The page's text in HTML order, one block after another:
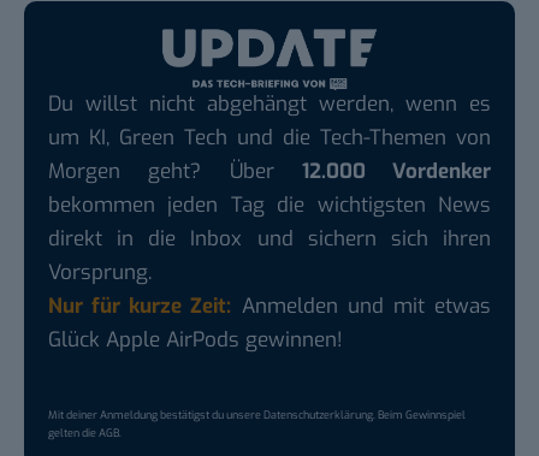
Du willst nicht abgehängt werden, wenn es
um KI, Green Tech und die Tech-Themen von
Morgen geht? Über 12.000 Vordenker
bekommen jeden Tag die wichtigsten News
direkt in die Inbox und sichern sich ihren
Vorsprung.
Nur für kurze Zeit: Anmelden und mit etwas
Glück Apple AirPods gewinnen!
Mit deiner Anmeldung bestätigst du unsereDatenschutzerklärung. Beim Gewinnspiel
gelten dieAGB.